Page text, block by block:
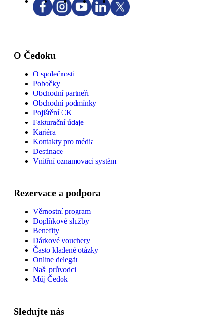
O Čedoku
O společnosti
Pobočky
Obchodní partneři
Obchodní podmínky
Pojištění CK
Fakturační údaje
Kariéra
Kontakty pro média
Destinace
Vnitřní oznamovací systém
Rezervace a podpora
Věrnostní program
Doplňkové služby
Benefity
Dárkové vouchery
Často kladené otázky
Online delegát
Naši průvodci
Můj Čedok
Sledujte nás